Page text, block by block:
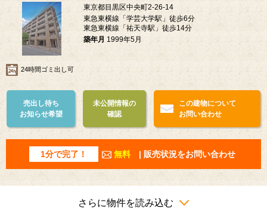
東京都目黒区中央町2-26-14
東急東横線「学芸大学駅」徒歩6分
東急東横線「祐天寺駅」徒歩14分
築年月 1999年5月
24時間ゴミ出し可
売出し待ち
お知らせ希望
未公開情報の
確認
この建物について
お問い合わせ
1分で完了！ 無料 | 販売状況をお問い合わせ
さらに物件を読み込む